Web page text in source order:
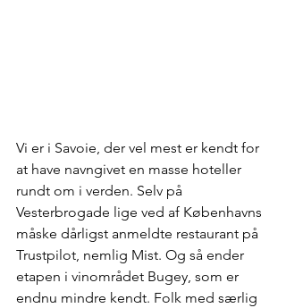
Vi er i Savoie, der vel mest er kendt for
at have navngivet en masse hoteller
rundt om i verden. Selv på
Vesterbrogade lige ved af Københavns
måske dårligst anmeldte restaurant på
Trustpilot, nemlig Mist. Og så ender
etapen i vinområdet Bugey, som er
endnu mindre kendt. Folk med særlig